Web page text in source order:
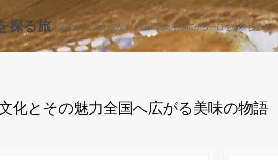
探る旅 仙台でしか味わえない、極上の肉汁が広がる一口を体験しよう！
化とその魅力全国へ広がる美味の物語